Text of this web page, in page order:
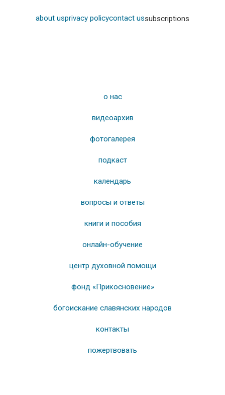
about usprivacy policycontact ussubscriptions
о нас
видеоархив
фотогалерея
подкаст
календарь
вопросы и ответы
книги и пособия
онлайн-обучение
центр духовной помощи
фонд «Прикосновение»
богоискание славянских народов
контакты
пожертвовать